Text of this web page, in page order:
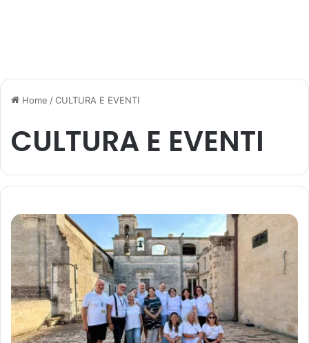
Home /CULTURA E EVENTI
CULTURA E EVENTI